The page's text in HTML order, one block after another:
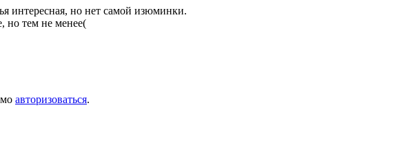
интересная, но нет самой изюминки.
но тем не менее(
авторизоваться.